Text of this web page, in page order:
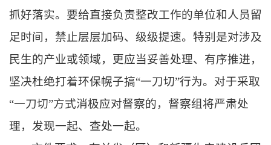
抓好落实。要给直接负责整改工作的单位和人员留
足时间，禁止层层加码、级级提速。特别是对涉及
民生的产业或领域，更应当妥善处理、有序推进，
坚决杜绝打着环保幌子搞“一刀切”行为。对于采取
“一刀切”方式消极应对督察的，督察组将严肃处
理，发现一起、查处一起。